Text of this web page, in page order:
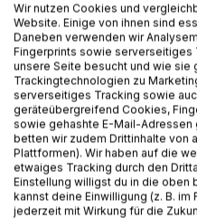
BESCHREIBUNG
Das autobiographische
Liebevolle Konsequenz"
wesentlichen, Säulen der
entsprechende
und Schulleiter gemacht hat.
Ausgangspunkt für die
Gleichnis vom
Liebevollen Konsequenz
Wir nutzen Cookies und
Website. Einige von ihnen sind
Daneben verwenden wir
Fingerprints sowie serverseitiges
unsere Seite besucht und wie sie
Trackingtechnologien zu
serverseitiges Tracking sowie
geräteübergreifend Cookies,
sowie gehashte E-Mail-Adressen
betten wir zudem Drittinhalte von
Plattformen). Wir haben auf die
etwaiges Tracking durch den
Einstellung willigst du in die oben
kannst deine Einwilligung (z. B. im
jederzeit mit Wirkung für die